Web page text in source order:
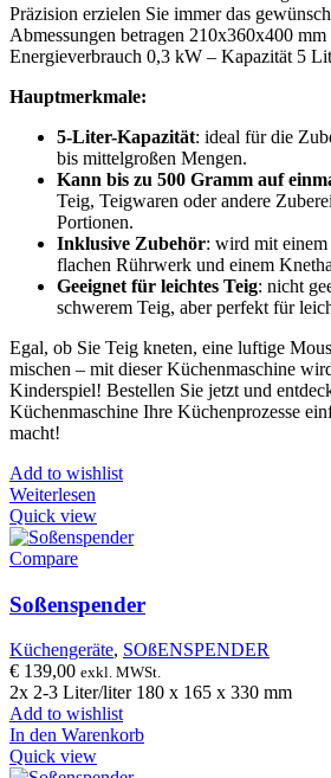
Präzision erzielen Sie immer das
Abmessungen betragen 210x360x400
Energieverbrauch 0,3 kW – Kapazität 5
Hauptmerkmale:
5-Liter-Kapazität: ideal für die
bis mittelgroßen Mengen.
Kann bis zu 500 Gramm auf
Teig, Teigwaren oder andere
Portionen.
Inklusive Zubehör: wird mit einem
flachen Rührwerk und einem
Geeignet für leichtes Teig: nicht
schwerem Teig, aber perfekt für
Egal, ob Sie Teig kneten, eine luftige
mischen – mit dieser Küchenmaschine
Kinderspiel! Bestellen Sie jetzt und
Küchenmaschine Ihre Küchenprozesse
macht!
Add to wishlist
Weiterlesen
Quick view
Compare
Soßenspender
Küchengeräte, SOßENSPENDER
€ 139,00 exkl. MWSt.
2x 2-3 Liter/liter 180 x 165 x 330 mm
Add to wishlist
In den Warenkorb
Quick view